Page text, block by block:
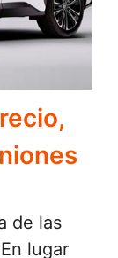
de las
lugar